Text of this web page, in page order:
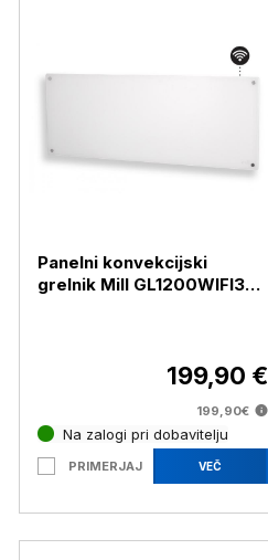
Panelni konvekcijski
grelnik Mill GL1200WIFI3
199,90 €
199,90€
Na zalogi pri dobavitelju
PRIMERJAJ VEČ